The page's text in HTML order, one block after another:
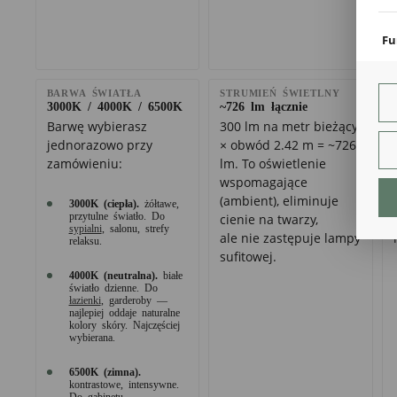
BARWA ŚWIATŁA
3000K / 4000K / 6500K
Barwę wybierasz
jednorazowo przy
zamówieniu:
3000K (ciepła).
żółtawe,
przytulne światło. Do
sypialni , salonu, strefy
relaksu.
4000K (neutralna).
białe
światło dzienne. Do
łazienki , garderoby —
najlepiej oddaje naturalne
kolory skóry. Najczęściej
wybierana.
6500K (zimna).
kontrastowe, intensywne.
STRUMIEŃ ŚWIETLNY
~726 lm łącznie
300 lm na metr bieżący
× obwód 2.42 m = ~726
lm. To oświetlenie
wspomagające
(ambient), eliminuje
cienie na twarzy,
ale nie zastępuje lampy
sufitowej.